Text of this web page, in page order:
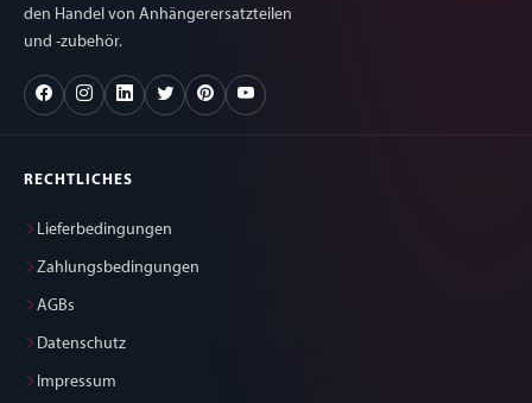
den Handel von Anhängerersatzteilen
und -zubehör.
RECHTLICHES
Lieferbedingungen
Zahlungsbedingungen
AGBs
Datenschutz
Impressum